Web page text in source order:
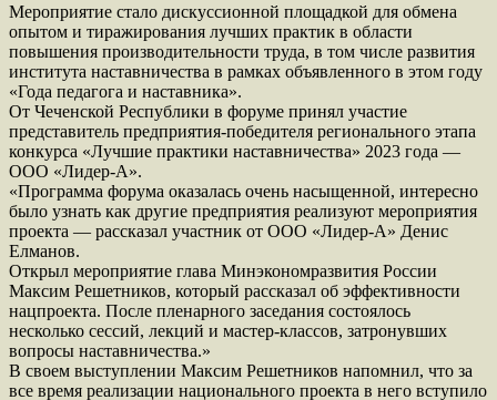
Мероприятие стало дискуссионной площадкой для обмена
опытом и тиражирования лучших практик в области
повышения производительности труда, в том числе развития
института наставничества в рамках объявленного в этом году
«Года педагога и наставника».
От Чеченской Республики в форуме принял участие
представитель предприятия-победителя регионального этапа
конкурса «Лучшие практики наставничества» 2023 года —
ООО «Лидер-А».
«Программа форума оказалась очень насыщенной, интересно
было узнать как другие предприятия реализуют мероприятия
проекта — рассказал участник от ООО «Лидер-А» Денис
Елманов.
Открыл мероприятие глава Минэкономразвития России
Максим Решетников, который рассказал об эффективности
нацпроекта. После пленарного заседания состоялось
несколько сессий, лекций и мастер-классов, затронувших
вопросы наставничества.»
В своем выступлении Максим Решетников напомнил, что за
все время реализации национального проекта в него вступило